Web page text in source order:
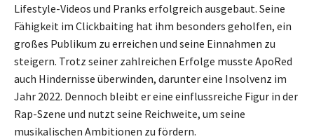
Lifestyle-Videos und Pranks erfolgreich ausgebaut. Seine
Fähigkeit im Clickbaiting hat ihm besonders geholfen, ein
großes Publikum zu erreichen und seine Einnahmen zu
steigern. Trotz seiner zahlreichen Erfolge musste ApoRed
auch Hindernisse überwinden, darunter eine Insolvenz im
Jahr 2022. Dennoch bleibt er eine einflussreiche Figur in der
Rap-Szene und nutzt seine Reichweite, um seine
musikalischen Ambitionen zu fördern.